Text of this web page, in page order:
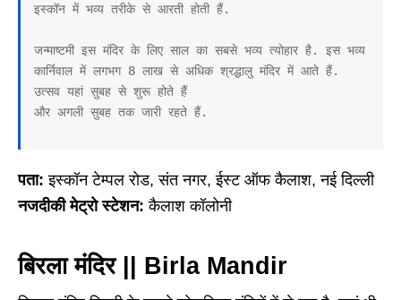
इस्कॉन में भव्य तरीके से आरती होती हैं.
जन्माष्टमी इस मंदिर के लिए साल का सबसे भव्य त्योहार है. इस भव्य
कार्निवाल में लगभग 8 लाख से अधिक श्रद्धालु मंदिर में आते हैं.
उत्सव यहां सुबह से शुरू होते हैं
और अगली सुबह तक जारी रहते हैं.
पता: इस्कॉन टेम्पल रोड, संत नगर, ईस्ट ऑफ कैलाश, नई दिल्ली
नजदीकी मेट्रो स्टेशन: कैलाश कॉलोनी
बिरला मंदिर || Birla Mandir